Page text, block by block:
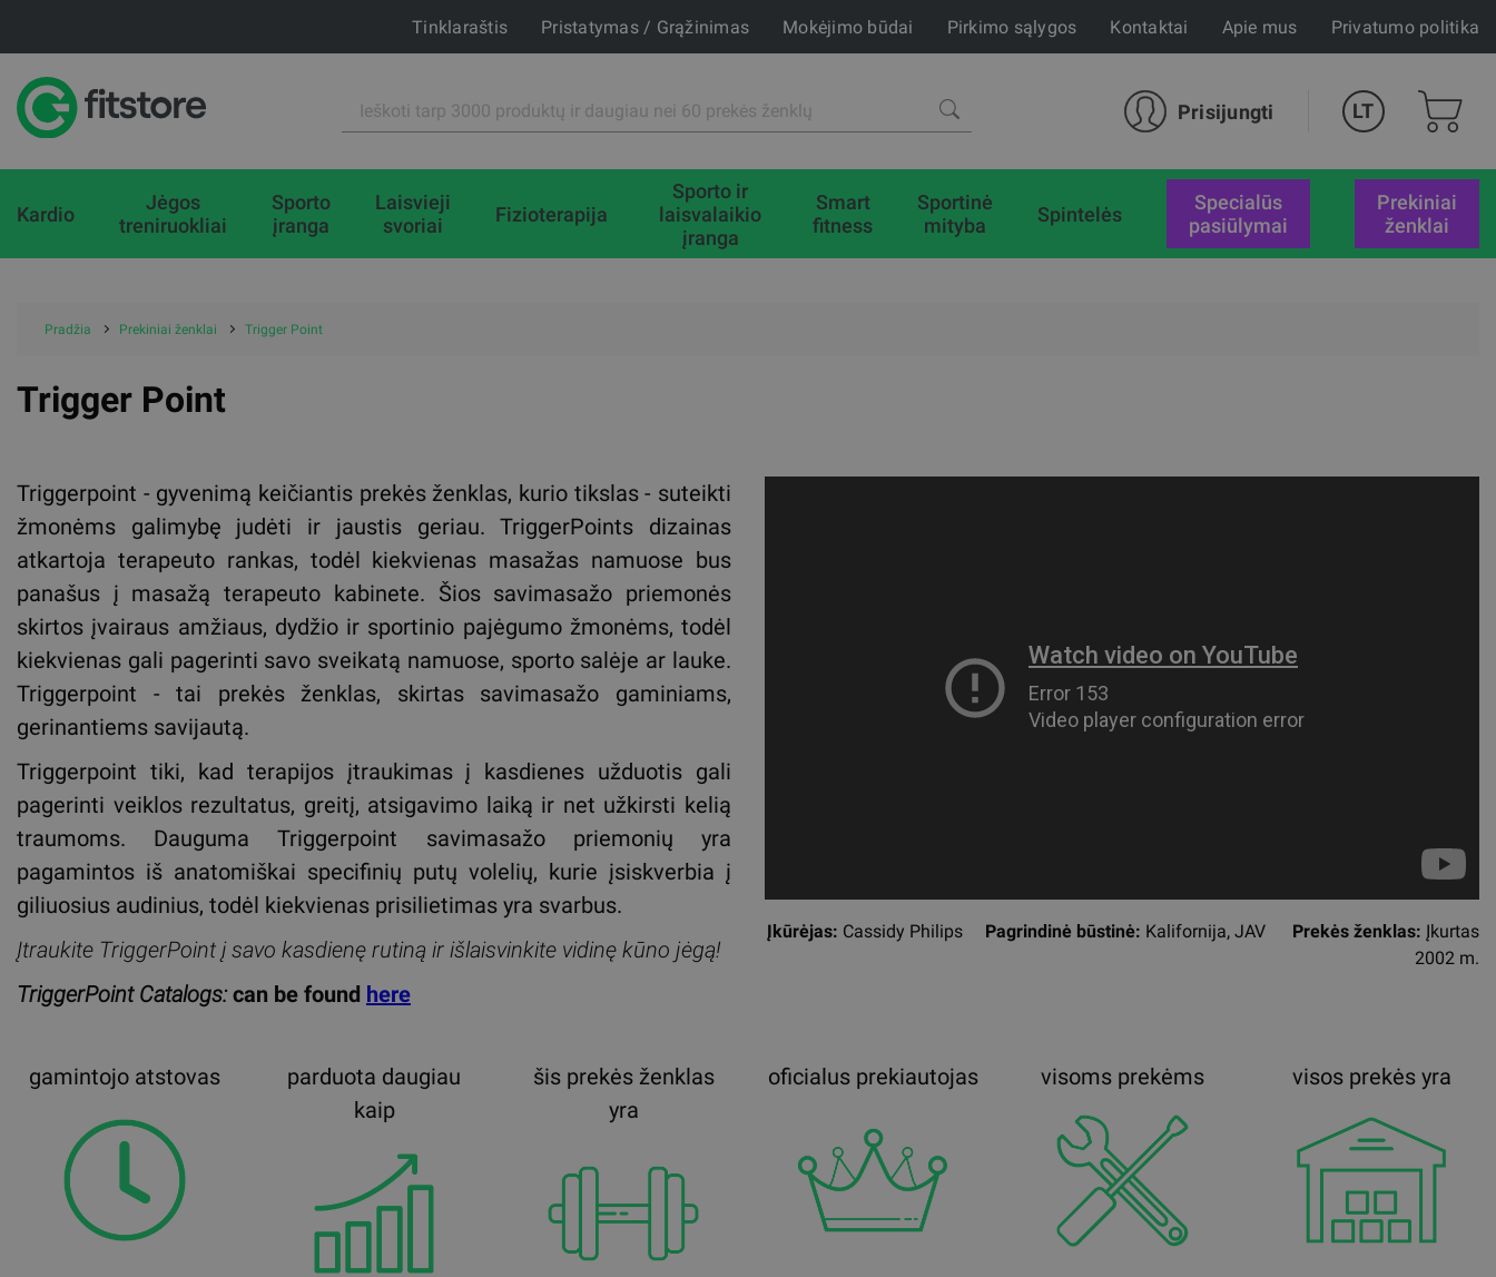
Tinklaraštis Pristatymas / Grąžinimas Mokėjimo būdai Pirkimo sąlygos Kontaktai Apie mus Privatumo politika
Prisijungti LT
Kardio
Jėgos
treniruokliai
Sporto
įranga
Laisvieji
svoriai
Fizioterapija
Sporto ir
laisvalaikio
įranga
Smart
fitness
Sportinė
mityba
Spintelės
specialūs
pasiūlymai
Prekiniai
ženklai
Pradžia Prekiniai ženklai Trigger Point
Trigger Point
Triggerpoint - gyvenimą keičiantis prekės ženklas, kurio tikslas - suteikti
žmonėms galimybę judėti ir jaustis geriau. TriggerPoints dizainas
atkartoja terapeuto rankas, todėl kiekvienas masažas namuose bus
panašus į masažą terapeuto kabinete. Šios savimasažo priemonės
skirtos įvairaus amžiaus, dydžio ir sportinio pajėgumo žmonėms, todėl
kiekvienas gali pagerinti savo sveikatą namuose, sporto salėje ar lauke.
Triggerpoint - tai prekės ženklas, skirtas savimasažo gaminiams,
gerinantiems savijautą.
Triggerpoint tiki, kad terapijos įtraukimas į kasdienes užduotis gali
pagerinti veiklos rezultatus, greitį, atsigavimo laiką ir net užkirsti kelią
traumoms. Dauguma Triggerpoint savimasažo priemonių yra
pagamintos iš anatomiškai specifinių putų volelių, kurie įsiskverbia į
giliuosius audinius, todėl kiekvienas prisilietimas yra svarbus.
Įtraukite TriggerPoint į savo kasdienę rutiną ir išlaisvinkite vidinę kūno jėgą!
TriggerPoint Catalogs:can be found here
Įkūrėjas: Cassidy Philips Pagrindinė būstinė: Kalifornija, JAV Prekės ženklas: Įkurtas
2002 m.
gamintojo atstovas
parduota daugiau
kaip
šis prekės ženklas
yra
oficialus prekiautojas visoms prekėms visos prekės yra